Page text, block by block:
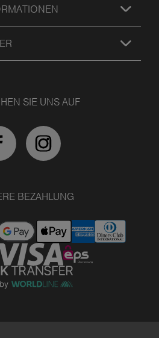
SIE UNS AUF
BEZAHLUNG